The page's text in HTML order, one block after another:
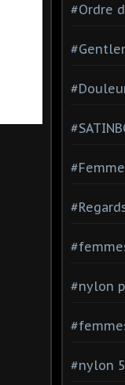
#Ordre
#nylon
#nylon